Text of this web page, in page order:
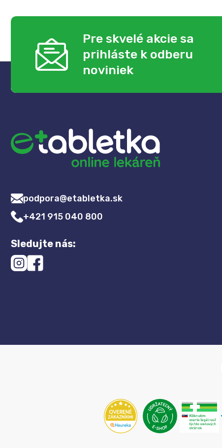
Pre skvelé akcie sa
prihláste k odberu
noviniek
podpora@etabletka.sk
+421 915 040 800
Sledujte nás: